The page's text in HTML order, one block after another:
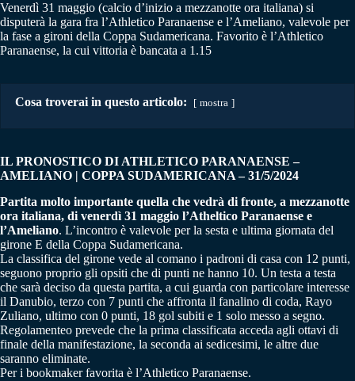
Venerdì 31 maggio (calcio d’inizio a mezzanotte ora italiana) si
disputerà la gara fra l’Athletico Paranaense e l’Ameliano, valevole per
la fase a gironi della Coppa Sudamericana. Favorito è l’Athletico
Paranaense, la cui vittoria è bancata a 1.15
Cosa troverai in questo articolo: mostra
IL PRONOSTICO DI ATHLETICO PARANAENSE –
AMELIANO | COPPA SUDAMERICANA – 31/5/2024
Partita molto importante quella che vedrà di fronte, a mezzanotte
ora italiana, di venerdì 31 maggio l’Atheltico Paranaense e
l’Ameliano. L’incontro è valevole per la sesta e ultima giornata del
girone E della Coppa Sudamericana.
La classifica del girone vede al comano i padroni di casa con 12 punti,
seguono proprio gli opsiti che di punti ne hanno 10. Un testa a testa
che sarà deciso da questa partita, a cui guarda con particolare interesse
il Danubio, terzo con 7 punti che affronta il fanalino di coda, Rayo
Zuliano, ultimo con 0 punti, 18 gol subiti e 1 solo messo a segno.
Regolamenteo prevede che la prima classificata acceda agli ottavi di
finale della manifestazione, la seconda ai sedicesimi, le altre due
saranno eliminate.
Per i bookmaker favorita è l’Athletico Paranaense.